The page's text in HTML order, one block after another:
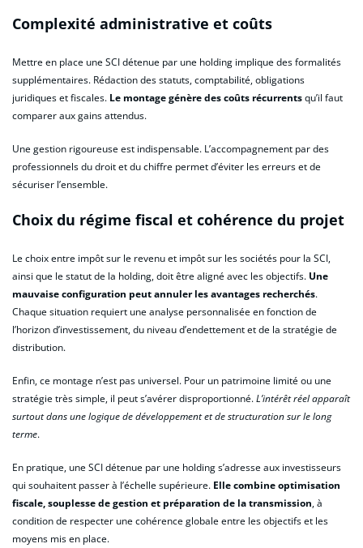
Complexité administrative et coûts
Mettre en place une SCI détenue par une holding implique des formalités
supplémentaires. Rédaction des statuts, comptabilité, obligations
juridiques et fiscales. Le montage génère des coûts récurrentsqu’il faut
comparer aux gains attendus.
Une gestion rigoureuse est indispensable. L’accompagnement par des
professionnels du droit et du chiffre permet d’éviter les erreurs et de
sécuriser l’ensemble.
Choix du régime fiscal et cohérence du projet
Le choix entre impôt sur le revenu et impôt sur les sociétés pour la SCI,
ainsi que le statut de la holding, doit être aligné avec les objectifs. Une
mauvaise configuration peut annuler les avantages recherchés.
Chaque situation requiert une analyse personnalisée en fonction de
l’horizon d’investissement, du niveau d’endettement et de la stratégie de
distribution.
Enfin, ce montage n’est pas universel. Pour un patrimoine limité ou une
stratégie très simple, il peut s’avérer disproportionné.L’intérêt réel apparaît
surtout dans une logique de développement et de structuration sur le long
terme.
En pratique, une SCI détenue par une holding s’adresse aux investisseurs
qui souhaitent passer à l’échelle supérieure. Elle combine optimisation
fiscale, souplesse de gestion et préparation de la transmission, à
condition de respecter une cohérence globale entre les objectifs et les
moyens mis en place.